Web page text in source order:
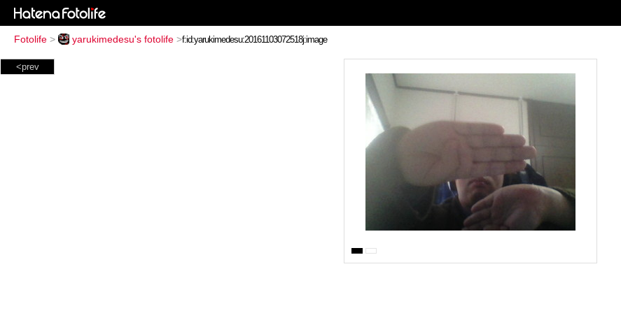
Fotolife > yarukimedesu's fotolife >
<prev